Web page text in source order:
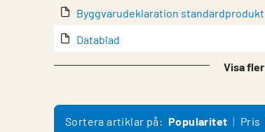
Byggvarudeklaration standardprodukt
Datablad
EPD (Miljövarudeklaration)
Montering, Injustering, Skötsel
Visa fler
Sortera artiklar på: Popularitet Pris